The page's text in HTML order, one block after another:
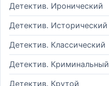
Детектив. Иронический
Детектив. Исторический
Детектив. Классический
Детектив. Криминальный
Детектив. Крутой